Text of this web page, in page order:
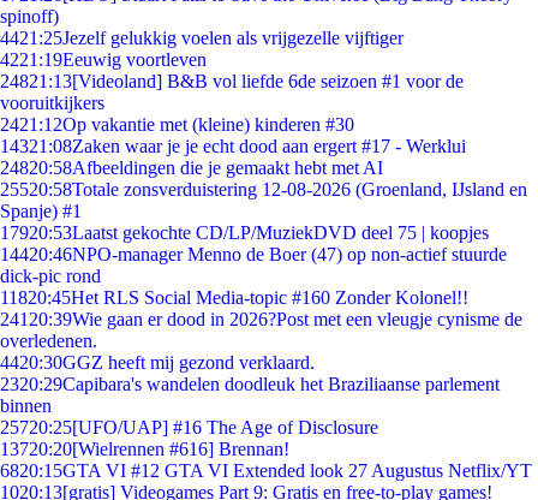
spinoff)
4421:25Jezelf gelukkig voelen als vrijgezelle vijftiger
4221:19Eeuwig voortleven
24821:13[Videoland] B&B vol liefde 6de seizoen #1 voor de
vooruitkijkers
2421:12Op vakantie met (kleine) kinderen #30
14321:08Zaken waar je je echt dood aan ergert #17 - Werklui
24820:58Afbeeldingen die je gemaakt hebt met AI
25520:58Totale zonsverduistering 12-08-2026 (Groenland, IJsland en
Spanje) #1
17920:53Laatst gekochte CD/LP/MuziekDVD deel 75 | koopjes
14420:46NPO-manager Menno de Boer (47) op non-actief stuurde
dick-pic rond
11820:45Het RLS Social Media-topic #160 Zonder Kolonel!!
241 20:39Wie gaan er dood in 2026?Post met een vleugje cynisme de
overledenen.
4420:30GGZ heeft mij gezond verklaard.
2320:29Capibara's wandelen doodleuk het Braziliaanse parlement
binnen
25720:25[UFO/UAP] #16 The Age of Disclosure
13720:20[Wielrennen #616] Brennan!
6820:15GTA VI #12 GTA VI Extended look 27 Augustus Netflix/YT
1020:13[gratis] Videogames Part 9: Gratis en free-to-play games!